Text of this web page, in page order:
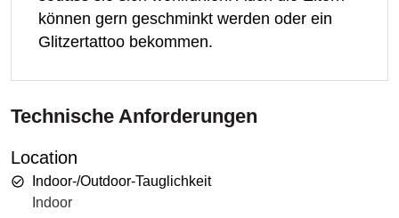
können gern geschminkt werden oder ein
Glitzertattoo bekommen.
Technische Anforderungen
Location
Indoor-/Outdoor-Tauglichkeit
Indoor